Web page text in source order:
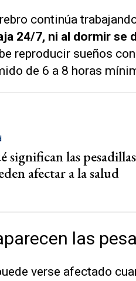
continúa
24/7, ni al dormir se
reproducir sueños
de 6 a 8 horas
significan las
afectar a la salud
las
verse afectado